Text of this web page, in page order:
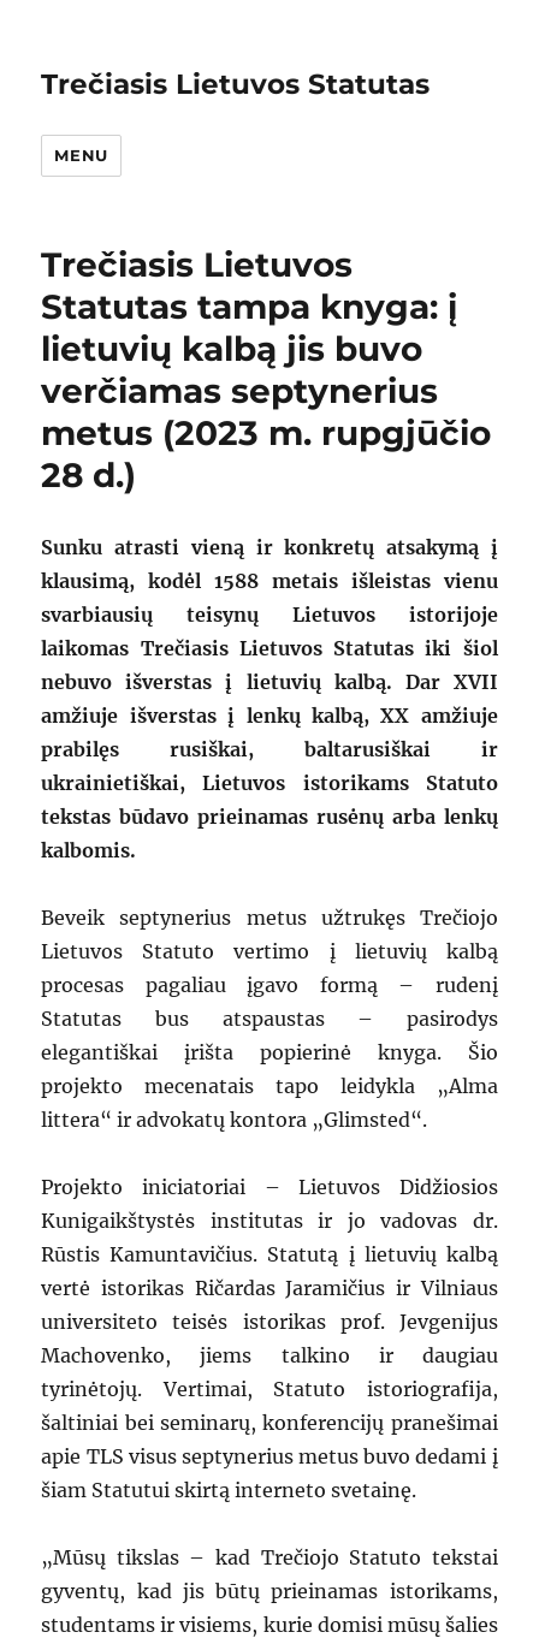
Trečiasis Lietuvos Statutas
MENU
Trečiasis Lietuvos
Statutas tampa knyga: į
lietuvių kalbą jis buvo
verčiamas septynerius
metus (2023 m. rupgjūčio
28 d.)
Sunku atrasti vieną ir konkretų atsakymą į
klausimą, kodėl 1588 metais išleistas vienu
svarbiausių teisynų Lietuvos istorijoje
laikomas Trečiasis Lietuvos Statutas iki šiol
nebuvo išverstas į lietuvių kalbą. Dar XVII
amžiuje išverstas į lenkų kalbą, XX amžiuje
prabilęs rusiškai, baltarusiškai ir
ukrainietiškai, Lietuvos istorikams Statuto
tekstas būdavo prieinamas rusėnų arba lenkų
kalbomis.
Beveik septynerius metus užtrukęs Trečiojo
Lietuvos Statuto vertimo į lietuvių kalbą
procesas pagaliau įgavo formą – rudenį
Statutas bus atspaustas – pasirodys
elegantiškai įrišta popierinė knyga. Šio
projekto mecenatais tapo leidykla „Alma
littera“ ir advokatų kontora „Glimsted“.
Projekto iniciatoriai – Lietuvos Didžiosios
Kunigaikštystės institutas ir jo vadovas dr.
Rūstis Kamuntavičius. Statutą į lietuvių kalbą
vertė istorikas Ričardas Jaramičius ir Vilniaus
universiteto teisės istorikas prof. Jevgenijus
Machovenko, jiems talkino ir daugiau
tyrinėtojų. Vertimai, Statuto istoriografija,
šaltiniai bei seminarų, konferencijų pranešimai
apie TLS visus septynerius metus buvo dedami į
šiam Statutui skirtą interneto svetainę.
„Mūsų tikslas – kad Trečiojo Statuto tekstai
gyventų, kad jis būtų prieinamas istorikams,
studentams ir visiems, kurie domisi mūsų šalies